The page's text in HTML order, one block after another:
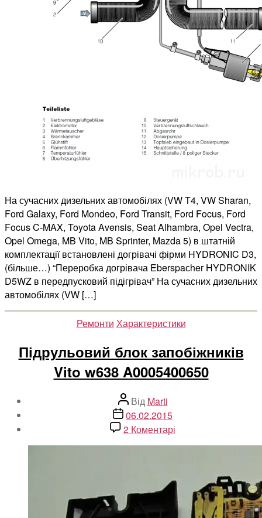
На сучасних дизельних автомобілях (VW T4, VW Sharan,
Ford Galaxy, Ford Mondeo, Ford Transit, Ford Focus, Ford
Focus C-MAX, Toyota Avensis, Seat Alhambra, Opel Vectra,
Opel Omega, MB Vito, MB Sprinter, Mazda 5) в штатній
комплектації встановлені догрівачі фірми HYDRONIC D3,
(більше…) “Переробка догрівача Eberspaсher HYDRONIK
D5WZ в передпусковий підігрівач” На сучасних дизельних
автомобілях (VW […]
Категорії
Ремонти Характеристики
Підрульовий блок запобіжників
Vito w638 A0005400650
Автор
запису
Від Marti
Дата
запису
06.02.2015
2 Коментарі
Vito
w638
A0005400650